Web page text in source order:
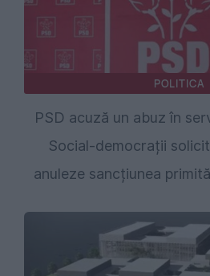
POLITICA
PSD acuză un abuz în
Social-democrații
anuleze sancțiunea